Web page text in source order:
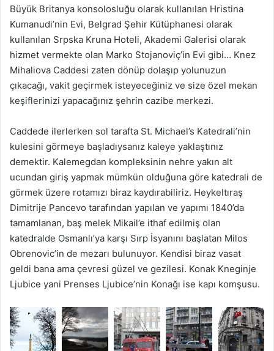
Büyük Britanya konsolosluğu olarak kullanılan Hristina
Kumanudi’nin Evi, Belgrad Şehir Kütüphanesi olarak
kullanılan Srpska Kruna Hoteli, Akademi Galerisi olarak
hizmet vermekte olan Marko Stojanoviç’in Evi gibi… Knez
Mihaliova Caddesi zaten dönüp dolaşıp yolunuzun
çıkacağı, vakit geçirmek isteyeceğiniz ve size özel mekan
keşiflerinizi yapacağınız şehrin cazibe merkezi.
Caddede ilerlerken sol tarafta St. Michael’s Katedrali’nin
kulesini görmeye başladıysanız kaleye yaklaştınız
demektir. Kalemegdan kompleksinin nehre yakın alt
ucundan giriş yapmak mümkün olduğuna göre katedrali de
görmek üzere rotamızı biraz kaydırabiliriz. Heykeltıraş
Dimitrije Pancevo tarafından yapılan ve yapımı 1840’da
tamamlanan, baş melek Mikail’e ithaf edilmiş olan
katedralde Osmanlı’ya karşı Sırp İsyanını başlatan Milos
Obrenovic’in de mezarı bulunuyor. Kendisi biraz vasat
geldi bana ama çevresi güzel ve gezilesi. Konak Kneginje
Ljubice yani Prenses Ljubice’nin Konağı ise kapı komşusu.